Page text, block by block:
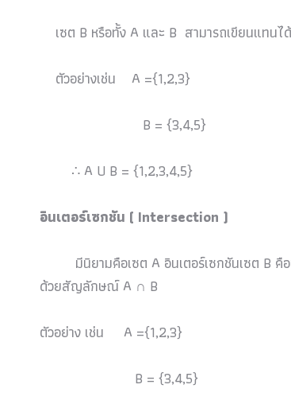
เซต B หรือทั้ง A และ B สามารถเขียนแท
ตัวอย่างเช่น A ={1,2,3}
B = {3,4,5}
∴ A U B = {1,2,3,4,5}
อินเตอร์เซกชัน ( Intersection )
มีนิยามคือเซต A อินเตอร์เซกชันเซต B คือ
ด้วยสัญลักษณ์ A ∩ B
ตัวอย่าง เช่น A ={1,2,3}
B = {3,4,5}